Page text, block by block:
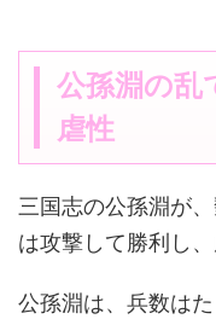
公孫淵の乱
虐性
三国志の公孫淵が
は攻撃して勝利し
公孫淵は、兵数は